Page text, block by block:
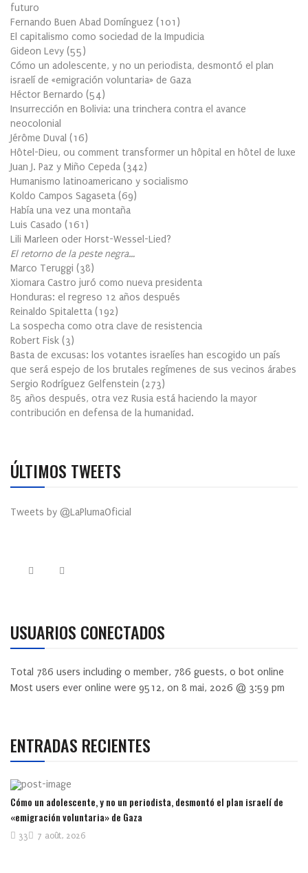
futuro
Fernando Buen Abad Domínguez (101 )
El capitalismo como sociedad de la Impudicia
Gideon Levy (55)
Cómo un adolescente, y no un periodista, desmontó el plan
israelí de «emigración voluntaria» de Gaza
Héctor Bernardo (54)
Insurrección en Bolivia: una trinchera contra el avance
neocolonial
Jérôme Duval (16)
Hôtel-Dieu, ou comment transformer un hôpital en hôtel de luxe
Juan J. Paz y Miño Cepeda (342)
Humanismo latinoamericano y socialismo
Koldo Campos Sagaseta (69)
Había una vez una montaña
Luis Casado (161 )
Lili Marleen oder Horst-Wessel-Lied?
El retorno de la peste negra…
Marco Teruggi (38)
Xiomara Castro juró como nueva presidenta
Honduras: el regreso 12 años después
Reinaldo Spitaletta (192)
La sospecha como otra clave de resistencia
Robert Fisk (3)
Basta de excusas: los votantes israelíes han escogido un país
que será espejo de los brutales regímenes de sus vecinos árabes
Sergio Rodríguez Gelfenstein (273)
85 años después, otra vez Rusia está haciendo la mayor
contribución en defensa de la humanidad.
ÚLTIMOS TWEETS
Tweets by @LaPlumaOficial
USUARIOS CONECTADOS
Total 786 users including 0 member, 786 guests, 0 bot online
Most users ever online were 9512, on 8 mai, 2026 @ 3:59 pm
ENTRADAS RECIENTES
Cómo un adolescente, y no un periodista, desmontó el plan israelí de
«emigración voluntaria» de Gaza
7 août, 2026
33